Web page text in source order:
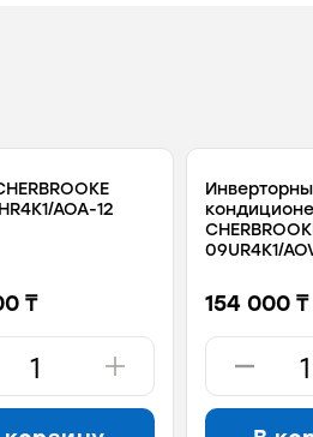
AOA-12
₸
09UR4K1/
154 000 ₸